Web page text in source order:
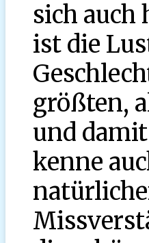
sich auch
ist die
größten,
und
kenne